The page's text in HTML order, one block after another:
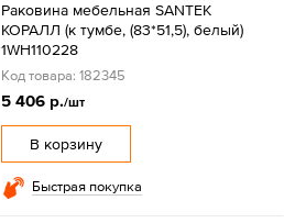
Раковина мебельная SANTEK
КОРАЛЛ (к тумбе, (83*51,5), белый)
1WH110228
Код товара: 182345
5 406 р./шт
В корзину
Быстрая покупка